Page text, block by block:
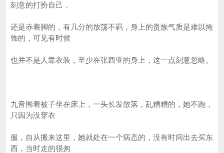
刻意的打扮自己，
还是赤着脚的，有几分的放荡不羁，身上的贵族气质是难以掩
饰的，可见有时候
也并不是人靠衣装，至少在张西亚的身上，这一点刻意忽略。
九音围着被子坐在床上，一头长发散落，乱糟糟的，她不跑，
只因为没穿衣
服，自从搬来这里，她就处在一个病态的，没有时间出去买东
西，当时走的很匆